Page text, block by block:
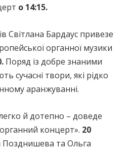
о 14:15.
Світлана Бардаус привезе
органної музики
Поряд із добре знаними
сучасні твори, які рідко
аранжуванні.
й дотепно – доведе
концерт». 20
Позднишева та Ольга